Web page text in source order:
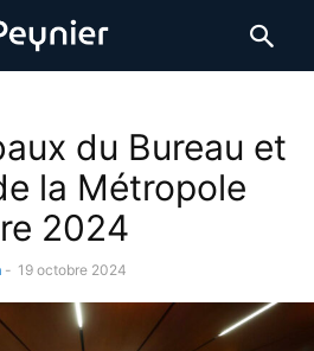
du Bureau et
la Métropole
2024
- 19 octobre 2024